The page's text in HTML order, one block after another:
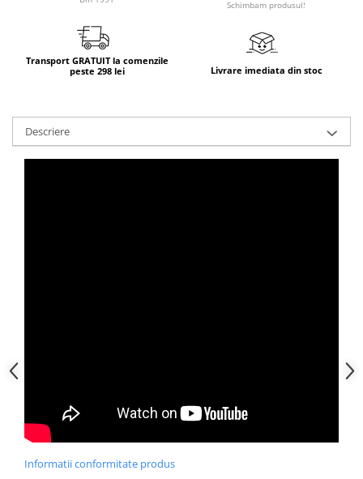
Schimbam produsul!
Transport GRATUIT la comenzile
peste 298 lei
Livrare imediata din stoc
Descriere
Informatii conformitate produs